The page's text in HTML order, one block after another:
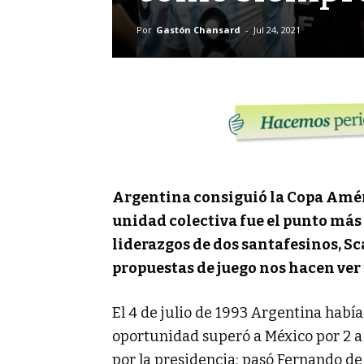
Por Gastón Chansard - Jul 24, 2021
Argentina consiguió la Copa
unidad colectiva fue el punto más
liderazgos de dos santafesinos,
propuestas de juego nos hacen
El 4 de julio de 1993 Argentina
oportunidad superó a México por 2 a
por la presidencia; pasó Fernando